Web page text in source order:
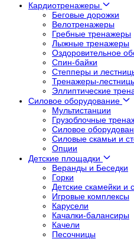
Кардиотренажеры
Беговые дорожки
Велотренажеры
Гребные тренажеры
Лыжные тренажеры
Оздоровительное
Спин-байки
Степперы и
Тренажеры-
Эллиптические
Силовое оборудование
Мультистанции
Грузоблочные
Силовое
Силовые скамьи и
Опции
Детские площадки
Веранды и Беседки
Горки
Детские скамейки и
Игровые комплексы
Карусели
Качалки-балансиры
Качели
Песочницы